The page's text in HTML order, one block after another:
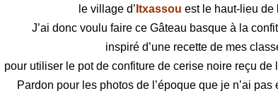
le village d’ Itxassou est le haut-lieu
J’ai donc voulu faire ce Gâteau basque à la
inspiré d’une recette de mes
pour utiliser le pot de confiture de cerise noire reçu de
Pardon pour les photos de l’époque que je n’ai pas